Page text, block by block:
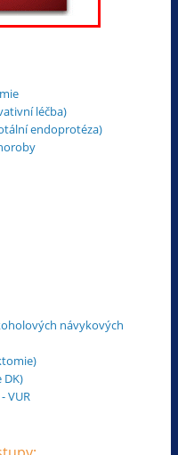
léčba)
endoprotéza)
návykových
DK)
VUR